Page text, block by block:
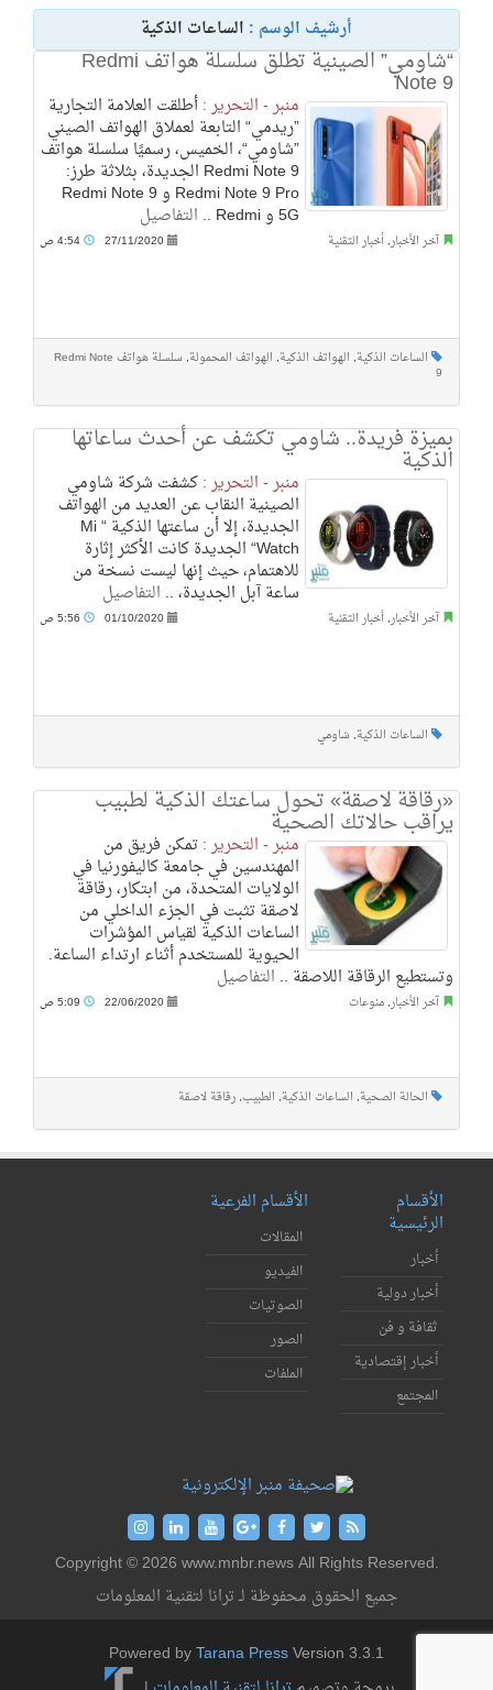
أرشيف الوسم : الساعات الذكية
“شاومي” الصينية تطلق سلسلة هواتف Redmi
Note 9
منبر - التحرير :أطلقت العلامة التجارية
”ريدمي“ التابعة لعملاق الهواتف الصيني
”شاومي“، الخميس، رسميًا سلسلة هواتف
Redmi Note 9 الجديدة، بثلاثة طرز:
Redmi Note 9 Pro و Redmi Note 9
5G و Redmi .. التفاصيل
آخر الأخبار, أخبار التقنية 27/11/2020
الساعات الذكية, الهواتف الذكية, الهواتف المحمولة, سلسلة هواتف Redmi Note
9
بميزة فريدة.. شاومي تكشف عن أحدث ساعاتها
الذكية
منبر - التحرير :كشفت شركة شاومي
الصينية النقاب عن العديد من الهواتف
الجديدة، إلا أن ساعتها الذكية “ Mi
Watch“ الجديدة كانت الأكثر إثارة
للاهتمام، حيث إنها ليست نسخة من
ساعة آبل الجديدة، .. التفاصيل
آخر الأخبار, أخبار التقنية 01/10/2020
الساعات الذكية, شاومي
«رقاقة لاصقة» تحول ساعتك الذكية لطبيب
يراقب حالاتك الصحية
منبر - التحرير :تمكن فريق من
المهندسين في جامعة كاليفورنيا في
الولايات المتحدة، من ابتكار، رقاقة
لاصقة تثبت في الجزء الداخلي من
الساعات الذكية لقياس المؤشرات
الحيوية للمستخدم أثناء ارتداء الساعة.
وتستطيع الرقاقة اللاصقة .. التفاصيل
آخر الأخبار, منوعات 22/06/2020
الحالة الصحية, الساعات الذكية, الطبيب, رقاقة لاصقة
الأقسام
الرئيسية
أخبار
أخبار دولية
ثقافة و فن
أخبار إقتصادية
المجتمع
الأقسام الفرعية
المقالات
الفيديو
الصوتيات
الصور
الملفات
Copyright © 2026 www.mnbr.news All Rights Reserved.
جميع الحقوق محفوظة لـ ترانا لتقنية المعلومات
Powered byTarana PressVersion 3.3.1